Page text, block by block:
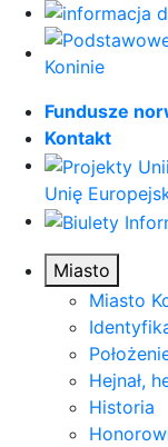
Fundusze
Kontakt
Unię
Miasto
Miasto
Hejnał,
Historia